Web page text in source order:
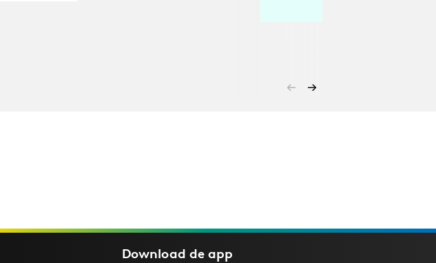
Download deapp